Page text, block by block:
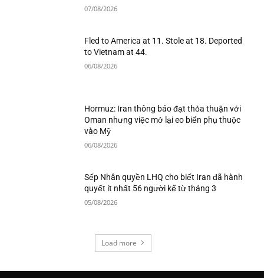
07/08/2026
Fled to America at 11. Stole at 18. Deported
to Vietnam at 44.
06/08/2026
Hormuz: Iran thông báo đạt thỏa thuận với
Oman nhưng việc mở lại eo biển phụ thuộc
vào Mỹ
06/08/2026
Sếp Nhân quyền LHQ cho biết Iran đã hành
quyết ít nhất 56 người kể từ tháng 3
05/08/2026
Load more